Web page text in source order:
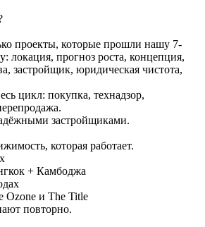
проекты, которые прошли нашу 7-
локация, прогноз роста, концепция,
застройщик, юридическая чистота,
цикл: покупка, технадзор,
застройщиками.
которая работает.
+ Камбоджа
и The Title
повторно.